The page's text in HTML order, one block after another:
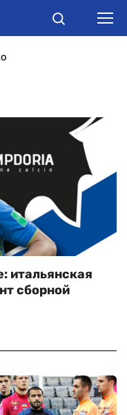
итальянская
сборной